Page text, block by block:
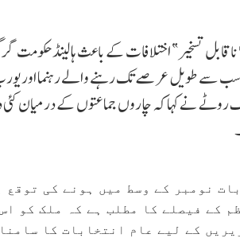
تسخیر” اختلافات کے باعث ہالینڈ حکومت گر
سب سے طویل عرصے تک رہنے والے رہنما
روٹے نے کہا کہ چاروں جماعتوں کے درمیان
نومبر کے وسط میں ہونے کی توقع
کے فیصلے کا مطلب ہے کہ ملک کو
والے ایوان زیریں کے لیے عام انتخابات کا